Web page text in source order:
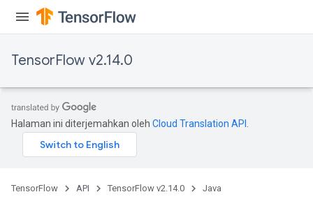
TensorFlow v2.14.0
Halaman ini diterjemahkan oleh Cloud Translation API
TensorFlow API TensorFlow v2.14.0 Java